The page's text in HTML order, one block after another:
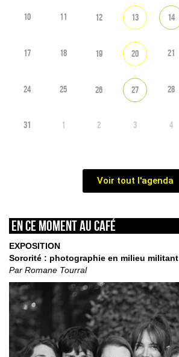
10 11 12 13 14
17 18 19 20 21
24 25 26 27 28
31 1 2 3 4
Voir tout l'agenda
En ce moment au café
EXPOSITION
Sororité : photographie en milieu militant
Par Romane Tourral